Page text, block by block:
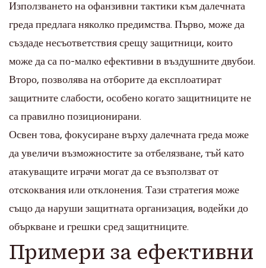
Използването на офанзивни тактики към далечната
греда предлага няколко предимства. Първо, може да
създаде несъответствия срещу защитници, които
може да са по-малко ефективни в въздушните двубои.
Второ, позволява на отборите да експлоатират
защитните слабости, особено когато защитниците не
са правилно позиционирани.
Освен това, фокусиране върху далечната греда може
да увеличи възможностите за отбелязване, тъй като
атакуващите играчи могат да се възползват от
отскоквания или отклонения. Тази стратегия може
също да наруши защитната организация, водейки до
объркване и грешки сред защитниците.
Примери за ефективни